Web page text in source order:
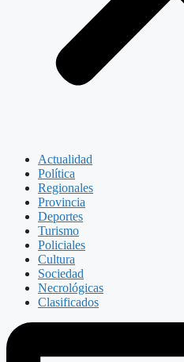
Actualidad
Política
Regionales
Provincia
Deportes
Turismo
Policiales
Cultura
Sociedad
Necrológicas
Clasificados